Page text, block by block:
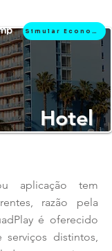
Simular Economia
Hotel
aplicação tem
razão pela
é oferecido
distintos,